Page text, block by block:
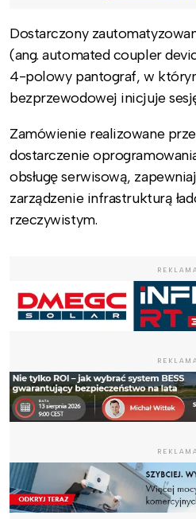
Dostarczony
(ang. automated coupler
4-polowy pantograf, w
bezprzewodowej inicjuje
Zamówienie realizowane
dostarczenie
obsługę serwisową,
zarządzenie infrastrukturą
rzeczywistym.
REKLAMA
REKLAMA
REKLAMA